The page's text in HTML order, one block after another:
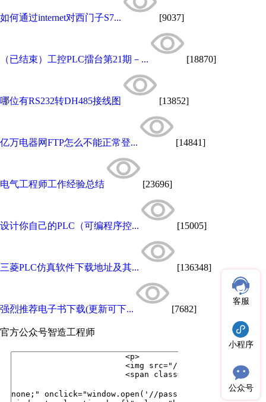
如何通过internet对西门子S7... [9037]
（已结束）工控PLC擂台第21期－... [18870]
哪位有RS232转DH485接线图 [13852]
亿万电器网FTP怎么不能正常登... [14841]
电气工程师工作经验总结 [23696]
设计你自己的PLC（可编程序控... [15005]
三菱PLC仿真软件下载地址及其... [136348]
强烈推荐电子书下载(更新可下... [7682]
官方公众号智造工程师
客服
小程序
公众号